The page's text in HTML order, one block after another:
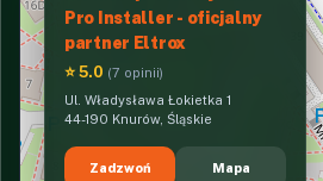
Pro Installer - oficjalny
partner Eltrox
⭐ 5.0 (7 opinii)
Ul. Władysława Łokietka 1
44-190 Knurów, Śląskie
Zadzwoń Mapa